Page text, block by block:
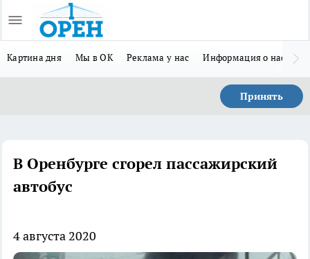
Картина дня Мы в ОК Реклама у нас Информация о нас
Принять
В Оренбурге сгорел пассажирский
автобус
4 августа 2020